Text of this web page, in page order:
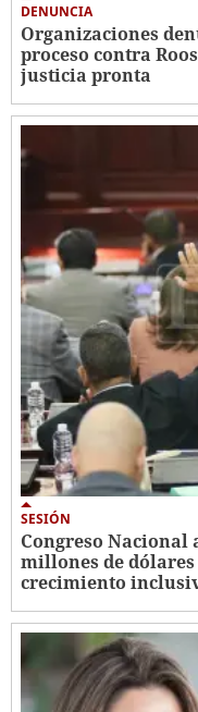
DENUNCIA
Organizaciones
proceso contra
justicia pronta
SESIÓN
Congreso Nacional
millones de
crecimiento